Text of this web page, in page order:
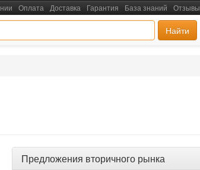
Оплата Доставка Гарантия База знаний Отзывы
Найти
Предложения вторичного рынка